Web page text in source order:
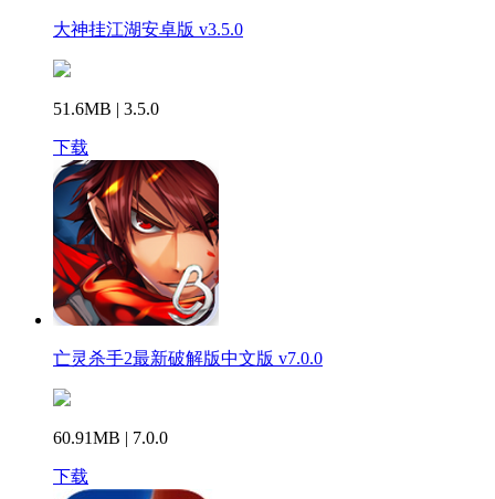
大神挂江湖安卓版 v3.5.0
51.6MB | 3.5.0
下载
亡灵杀手2最新破解版中文版 v7.0.0
60.91MB | 7.0.0
下载